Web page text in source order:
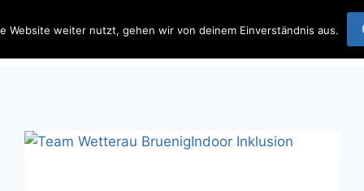
Wetterau Startseite
Website weiter nutzt, gehen wir von deinem Einverständnis aus.